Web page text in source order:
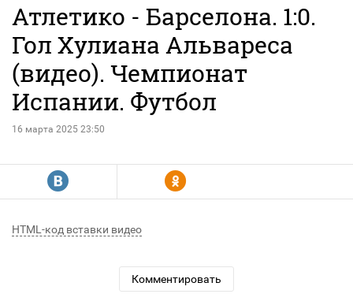
Атлетико - Барселона. 1:0.
Гол Хулиана Альвареса
(видео). Чемпионат
Испании. Футбол
16 марта 2025 23:50
R Y
HTML-код вставки видео
Комментировать